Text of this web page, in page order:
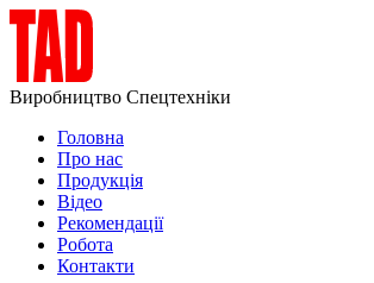
Виробництво Спецтехніки
Головна
Про нас
Продукція
Відео
Рекомендації
Робота
Контакти